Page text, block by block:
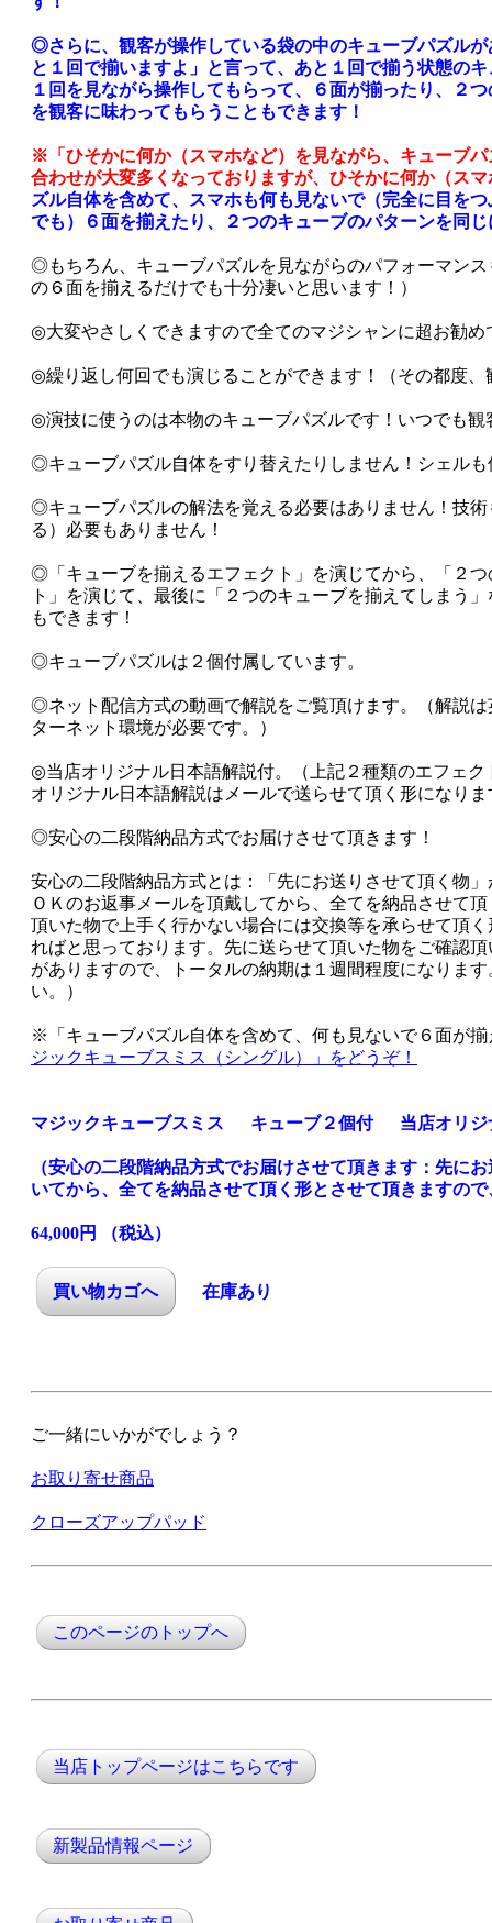
◎さらに、観客が操作している袋の中のキューブパズル
と１回で揃いますよ」と言って、あと１回で揃う状態の
１回を見ながら操作してもらって、６面が揃ったり、２
を観客に味わってもらうこともできます！
※「ひそかに何か（スマホなど）を見ながら、キューブ
合わせが大変多くなっておりますが、ひそかに何か（ス
ズル自体を含めて、スマホも何も見ないで（完全に目を
でも）６面を揃えたり、２つのキューブのパターンを同
◎もちろん、キューブパズルを見ながらのパフォーマン
の６面を揃えるだけでも十分凄いと思います！）
◎大変やさしくできますので全てのマジシャンに超お勧め
◎繰り返し何回でも演じることができます！（その都度
◎演技に使うのは本物のキューブパズルです！いつでも
◎キューブパズル自体をすり替えたりしません！シェルも
◎キューブパズルの解法を覚える必要はありません！技
る）必要もありません！
◎「キューブを揃えるエフェクト」を演じてから、「２
ト」を演じて、最後に「２つのキューブを揃えてしまう
もできます！
◎キューブパズルは２個付属しています。
◎ネット配信方式の動画で解説をご覧頂けます。（解説
ターネット環境が必要です。）
◎当店オリジナル日本語解説付。（上記２種類のエフェ
オリジナル日本語解説はメールで送らせて頂く形になりま
◎安心の二段階納品方式でお届けさせて頂きます！
安心の二段階納品方式とは：「先にお送りさせて頂く物
ＯＫのお返事メールを頂戴してから、全てを納品させて
頂いた物で上手く行かない場合には交換等を承らせて頂
ればと思っております。先に送らせて頂いた物をご確認
がありますので、トータルの納期は１週間程度になりま
い。）
※「キューブパズル自体を含めて、何も見ないで６面が
ジックキューブスミス（シングル）」をどうぞ！
マジックキューブスミス キューブ２個付 当店オリジ
（安心の二段階納品方式でお届けさせて頂きます：先に
いてから、全てを納品させて頂く形とさせて頂きますの
64,000円 （税込）
在庫あり
ご一緒にいかがでしょう？
お取り寄せ商品
クローズアップパッド
このページのトップへ
当店トップページはこちらです
新製品情報ページ